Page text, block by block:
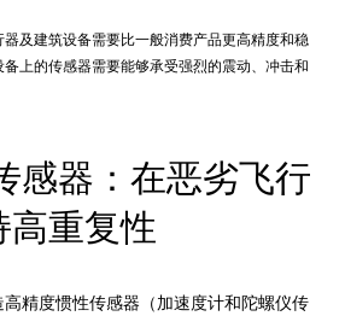
及建筑设备需要比一般消费产品更高精度和稳
上的传感器需要能够承受强烈的震动、冲击和
感器：在恶劣飞行
高重复性
精度惯性传感器（加速度计和陀螺仪传